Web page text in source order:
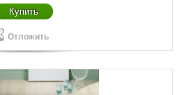
Купить
Отложить